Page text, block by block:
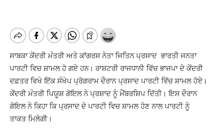
ਸਾਬਕਾ ਕੇਂਦਰੀ ਮੰਤਰੀ ਅਤੇ ਕਾਂਗਰਸ ਨੇਤਾ ਜਿਤਿਨ ਪ੍ਰਸਾਦ ਭਾਰਤੀ ਜਨਤਾ
ਪਾਰਟੀ ਵਿਚ ਸ਼ਾਮਲ ਹੋ ਗਏ ਹਨ। ਰਾਸ਼ਟਰੀ ਰਾਜਧਾਨੀ ਵਿੱਚ ਭਾਜਪਾ ਦੇ ਕੇਂਦਰੀ
ਦਫ਼ਤਰ ਵਿਖੇ ਇੱਕ ਸੰਖੇਪ ਪ੍ਰੋਗਰਾਮ ਦੌਰਾਨ ਪ੍ਰਸਾਦ ਪਾਰਟੀ ਵਿੱਚ ਸ਼ਾਮਲ ਹੋਏ।
ਕੇਂਦਰੀ ਮੰਤਰੀ ਪਿਯੂਸ਼ ਗੋਇਲ ਨੇ ਪ੍ਰਸ਼ਾਦ ਨੂੰ ਮੈਂਬਰਸ਼ਿਪ ਦਿੱਤੀ। ਇਸ ਦੌਰਾਨ
ਗੋਇਲ ਨੇ ਕਿਹਾ ਕਿ ਪ੍ਰਸਾਦ ਦੇ ਪਾਰਟੀ ਵਿਚ ਸ਼ਾਮਲ ਹੋਣ ਨਾਲ ਪਾਰਟੀ ਨੂੰ
ਤਾਕਤ ਮਿਲੇਗੀ।